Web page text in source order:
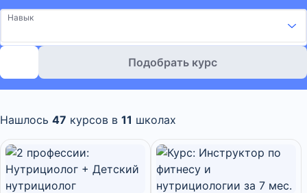
Навык
Подобрать курс
Нашлось 47 курсов в 11 школах